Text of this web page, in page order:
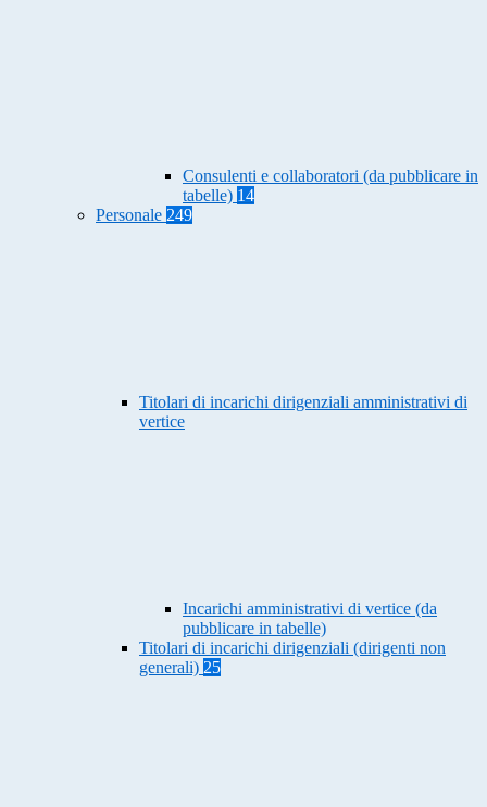
Consulenti e collaboratori (da pubblicare in
tabelle) 14
Personale 249
Titolari di incarichi dirigenziali amministrativi di
vertice
Incarichi amministrativi di vertice (da
pubblicare in tabelle)
Titolari di incarichi dirigenziali (dirigenti non
generali) 25